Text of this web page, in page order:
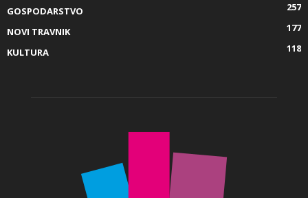
GOSPODARSTVO
257
NOVI TRAVNIK
177
KULTURA
118